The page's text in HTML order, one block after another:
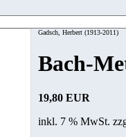
Gadsch, Herbert (1913-2011)
Bach-
19,80 EUR
inkl. 7 % MwSt.